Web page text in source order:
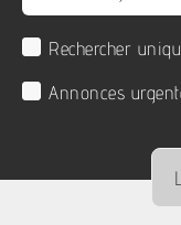
Rechercher
Annonces